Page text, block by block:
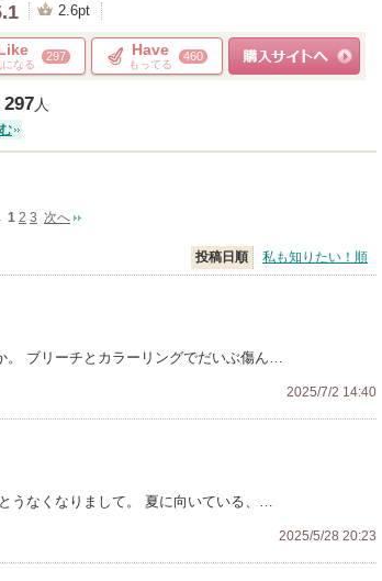
2.6pt
になる
297 Have
もってる
460
297人
1 2 3 次へ
投稿日順 私も知りたい！順
。 ブリーチとカラーリングでだいぶ傷ん…
2025/7/2 14:40
うなくなりまして。 夏に向いている、…
2025/5/28 20:23